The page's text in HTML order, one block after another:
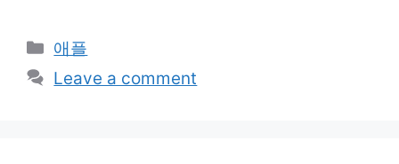
Categories
애플
Leave a comment